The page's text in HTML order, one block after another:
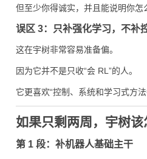
但至少你得诚实，并且能说明你怎
误区 3：只补强化学习，不补
这在宇树非常容易准备偏。
因为它并不是只收“会 RL”的人。
它更喜欢“控制、系统和学习式方法
如果只剩两周，宇树该
第 1 段：补机器人基础主干